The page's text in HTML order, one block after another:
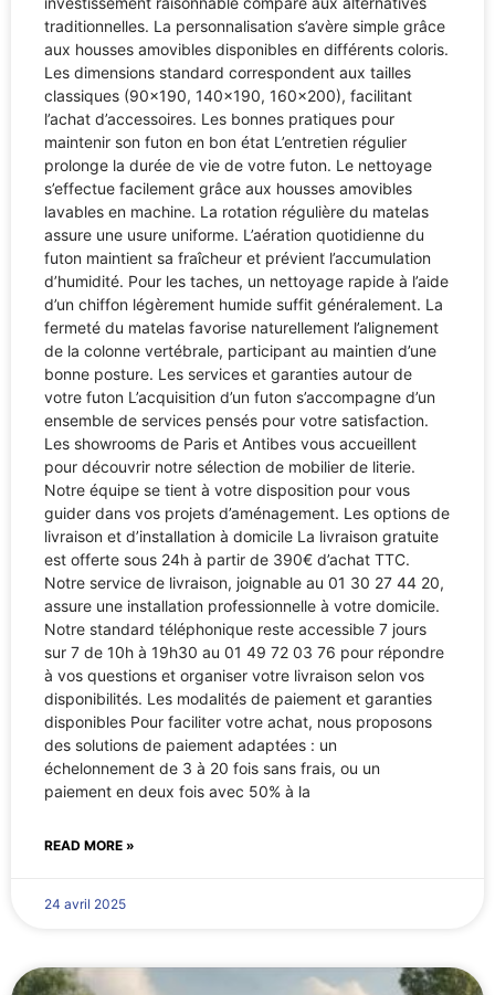
traditionnelles. La personnalisation s’avère simple grâce
aux housses amovibles disponibles en différents coloris.
Les dimensions standard correspondent aux tailles
classiques (90×190, 140×190, 160×200), facilitant
l’achat d’accessoires. Les bonnes pratiques pour
maintenir son futon en bon état L’entretien régulier
prolonge la durée de vie de votre futon. Le nettoyage
s’effectue facilement grâce aux housses amovibles
lavables en machine. La rotation régulière du matelas
assure une usure uniforme. L’aération quotidienne du
futon maintient sa fraîcheur et prévient l’accumulation
d’humidité. Pour les taches, un nettoyage rapide à l’aide
d’un chiffon légèrement humide suffit généralement. La
fermeté du matelas favorise naturellement l’alignement
de la colonne vertébrale, participant au maintien d’une
bonne posture. Les services et garanties autour de
votre futon L’acquisition d’un futon s’accompagne d’un
ensemble de services pensés pour votre satisfaction.
Les showrooms de Paris et Antibes vous accueillent
pour découvrir notre sélection de mobilier de literie.
Notre équipe se tient à votre disposition pour vous
guider dans vos projets d’aménagement. Les options de
livraison et d’installation à domicile La livraison gratuite
est offerte sous 24h à partir de 390€ d’achat TTC.
Notre service de livraison, joignable au 01 30 27 44 20,
assure une installation professionnelle à votre domicile.
Notre standard téléphonique reste accessible 7 jours
sur 7 de 10h à 19h30 au 01 49 72 03 76 pour répondre
à vos questions et organiser votre livraison selon vos
disponibilités. Les modalités de paiement et garanties
disponibles Pour faciliter votre achat, nous proposons
des solutions de paiement adaptées : un
échelonnement de 3 à 20 fois sans frais, ou un
paiement en deux fois avec 50% à la
READ MORE »
24 avril 2025